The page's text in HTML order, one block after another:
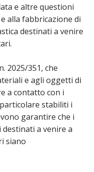
e altre questioni
alla fabbricazione di
destinati a venire
2025/351, che
e agli oggetti di
a contatto con i
stabiliti i
garantire che i
a venire a
siano